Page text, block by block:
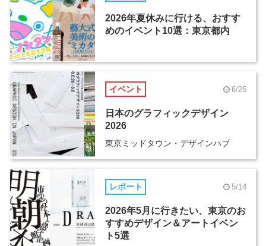
2026年夏休みに行ける、おすす
めのイベント10選：東京都内
イベント 6/25
日本のグラフィックデザイン
2026
東京ミッドタウン・デザインハブ
レポート 5/14
2026年5月に行きたい、東京のお
すすめデザイン＆アートイベン
ト5選